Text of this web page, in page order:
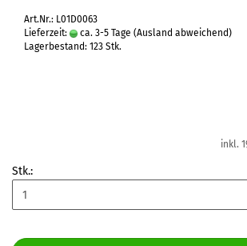
Art.Nr.: L01D0063
Lieferzeit:
ca. 3-5 Tage (Ausland abweichend)
Lagerbestand: 123 Stk.
inkl.
Stk.: